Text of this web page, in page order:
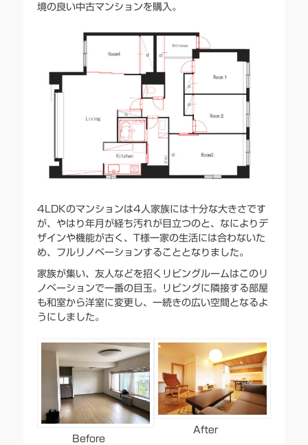
境の良い中古マンションを購入。
4LDKのマンションは4人家族には十分な大きさです
が、やはり年月が経ち汚れが目立つのと、なによりデ
ザインや機能が古く、T様一家の生活には合わないた
め、フルリノベーションすることとなりました。
家族が集い、友人などを招くリビングルームはこのリ
ノベーションで一番の目玉。リビングに隣接する部屋
も和室から洋室に変更し、一続きの広い空間となるよ
うにしました。
Before
After